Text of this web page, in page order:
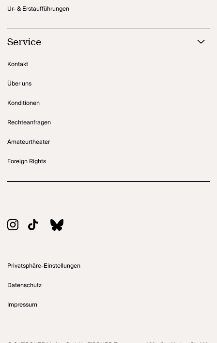
Ur- & Erstaufführungen
Service
Kontakt
Über uns
Konditionen
Rechteanfragen
Amateurtheater
Foreign Rights
Privatsphäre-Einstellungen
Datenschutz
Impressum